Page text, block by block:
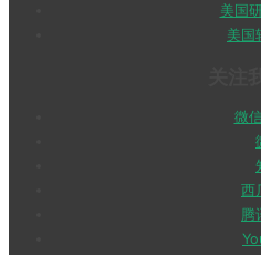
美国
美国
微
西
腾